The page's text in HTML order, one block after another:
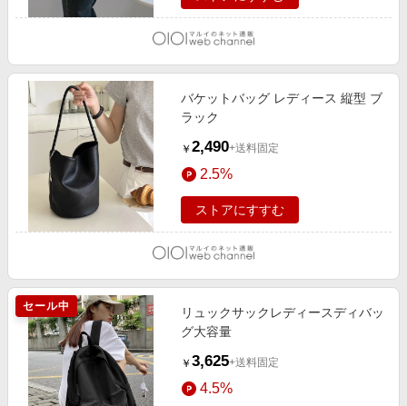
バケットバッグ レディース 縦型 ブ
ラック
￥ 2,490+送料固定
2.5%
ストアにすすむ
セール中
リュックサックレディースディバッ
グ大容量
￥ 3,625+送料固定
4.5%